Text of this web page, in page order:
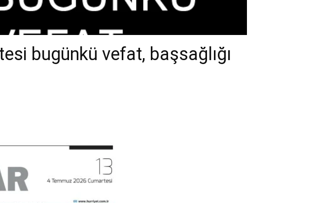
bugünkü vefat, başsağlığı